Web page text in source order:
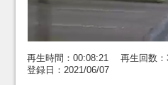
再生時間：00:08:21 再生回数：
登録日：2021/06/07